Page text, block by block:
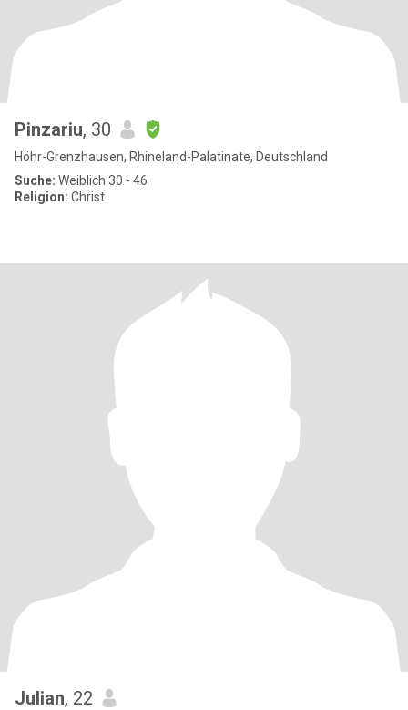
Pinzariu, 30
Höhr-Grenzhausen, Rhineland-Palatinate, Deutschland
Suche: Weiblich 30 - 46
Religion: Christ
Julian, 22